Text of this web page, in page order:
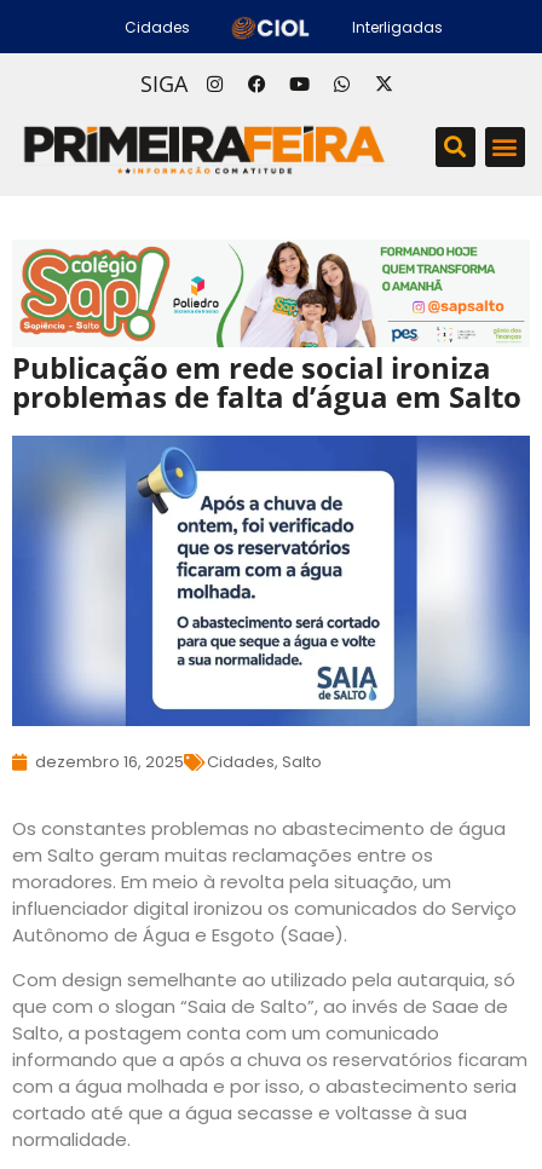
Cidades Interligadas
SIGA
Publicação em rede social ironiza
problemas de falta d’água em Salto
dezembro 16, 2025 Cidades, Salto
Os constantes problemas no abastecimento de água
em Salto geram muitas reclamações entre os
moradores. Em meio à revolta pela situação, um
influenciador digital ironizou os comunicados do Serviço
Autônomo de Água e Esgoto (Saae).
Com design semelhante ao utilizado pela autarquia, só
que com o slogan “Saia de Salto”, ao invés de Saae de
Salto, a postagem conta com um comunicado
informando que a após a chuva os reservatórios ficaram
com a água molhada e por isso, o abastecimento seria
cortado até que a água secasse e voltasse à sua
normalidade.